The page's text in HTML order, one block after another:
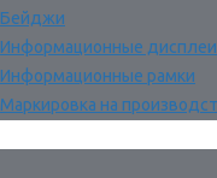
Бейджи
Информационные дисплеи
Информационные рамки
Маркировка на